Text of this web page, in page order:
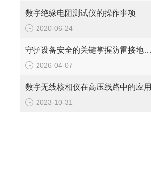
数字绝缘电阻测试仪的操作事项
2020-06-24
守护设备安全的关键掌握防雷接地电阻的测量方法
2026-04-07
数字无线核相仪在高压线路中的应用
2023-10-31